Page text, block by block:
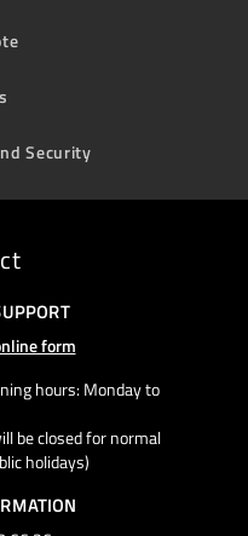
Security
form
hours: Monday to
be closed for normal
holidays)